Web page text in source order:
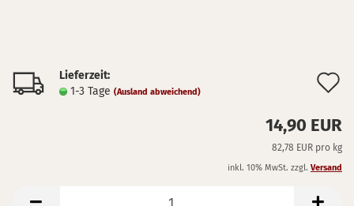
Lieferzeit:
1-3 Tage (Ausland abweichend)
14,90 EUR
82,78 EUR pro kg
inkl. 10% MwSt. zzgl. Versand